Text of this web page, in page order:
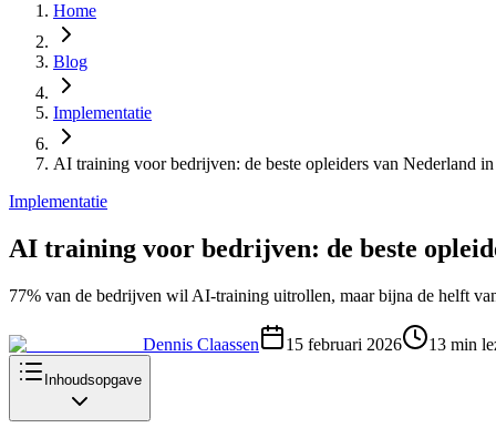
Home
Blog
Implementatie
AI training voor bedrijven: de beste opleiders van Nederland
Implementatie
AI training voor bedrijven: de beste
77% van de bedrijven wil AI-training uitrollen, maar bijna de helft
Dennis Claassen 15 februari 2026 13 min
Inhoudsopgave